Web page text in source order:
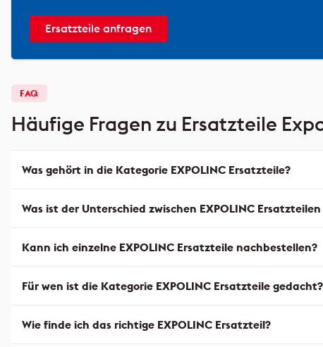
Ersatzteile anfragen
FAQ
Häufige Fragen zu Ersatzteile
Was gehört in die Kategorie EXPOLINC Ersatzteile?
Was ist der Unterschied zwischen EXPOLINC
Kann ich einzelne EXPOLINC Ersatzteile nachbestellen?
Für wen ist die Kategorie EXPOLINC Ersatzteile gedacht?
Wie finde ich das richtige EXPOLINC Ersatzteil?